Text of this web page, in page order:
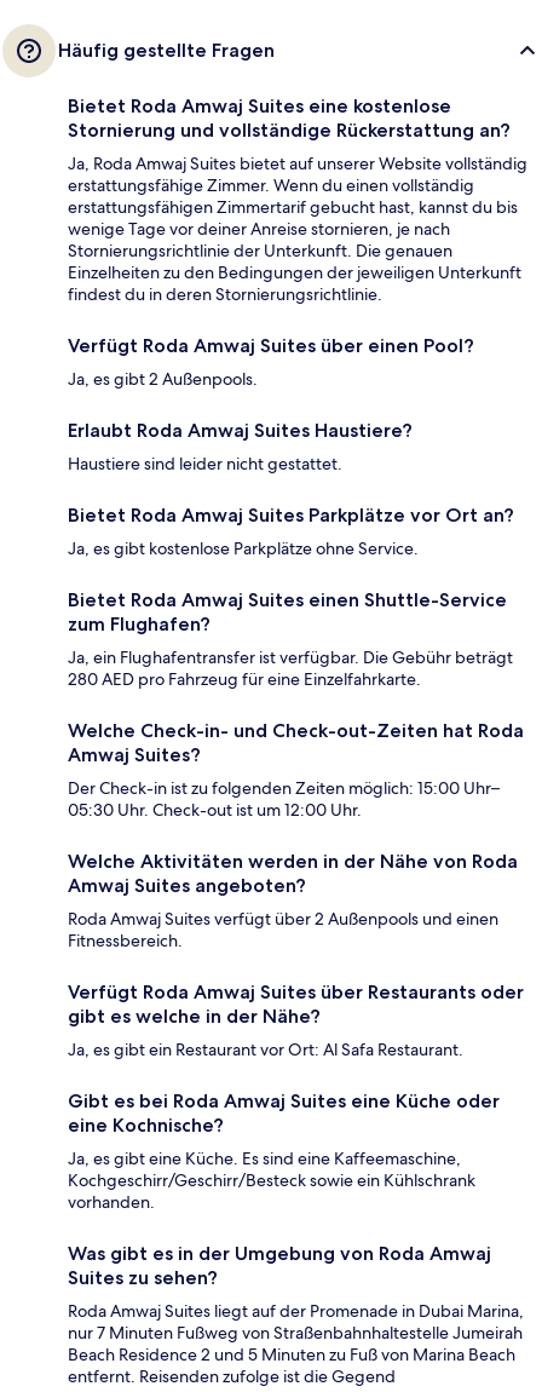
Häufig gestellte Fragen
Bietet Roda Amwaj Suites eine kostenlose
Stornierung und vollständige Rückerstattung an?
Ja, Roda Amwaj Suites bietet auf unserer Website vollständig
erstattungsfähige Zimmer. Wenn du einen vollständig
erstattungsfähigen Zimmertarif gebucht hast, kannst du bis
wenige Tage vor deiner Anreise stornieren, je nach
Stornierungsrichtlinie der Unterkunft. Die genauen
Einzelheiten zu den Bedingungen der jeweiligen Unterkunft
findest du in deren Stornierungsrichtlinie.
Verfügt Roda Amwaj Suites über einen Pool?
Ja, es gibt 2 Außenpools.
Erlaubt Roda Amwaj Suites Haustiere?
Haustiere sind leider nicht gestattet.
Bietet Roda Amwaj Suites Parkplätze vor Ort an?
Ja, es gibt kostenlose Parkplätze ohne Service.
Bietet Roda Amwaj Suites einen Shuttle-Service
zum Flughafen?
Ja, ein Flughafentransfer ist verfügbar. Die Gebühr beträgt
280 AED pro Fahrzeug für eine Einzelfahrkarte.
Welche Check-in- und Check-out-Zeiten hat Roda
Amwaj Suites?
Der Check-in ist zu folgenden Zeiten möglich: 15:00 Uhr–
05:30 Uhr. Check-out ist um 12:00 Uhr.
Welche Aktivitäten werden in der Nähe von Roda
Amwaj Suites angeboten?
Roda Amwaj Suites verfügt über 2 Außenpools und einen
Fitnessbereich.
Verfügt Roda Amwaj Suites über Restaurants oder
gibt es welche in der Nähe?
Ja, es gibt ein Restaurant vor Ort: Al Safa Restaurant.
Gibt es bei Roda Amwaj Suites eine Küche oder
eine Kochnische?
Ja, es gibt eine Küche. Es sind eine Kaffeemaschine,
Kochgeschirr/Geschirr/Besteck sowie ein Kühlschrank
vorhanden.
Was gibt es in der Umgebung von Roda Amwaj
Suites zu sehen?
Roda Amwaj Suites liegt auf der Promenade in Dubai Marina,
nur 7 Minuten Fußweg von Straßenbahnhaltestelle Jumeirah
Beach Residence 2 und 5 Minuten zu Fuß von Marina Beach
entfernt. Reisenden zufolge ist die Gegend